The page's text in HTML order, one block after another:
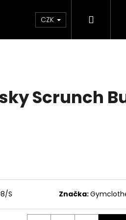
CZK Hledat
Scrunch
S Značka: